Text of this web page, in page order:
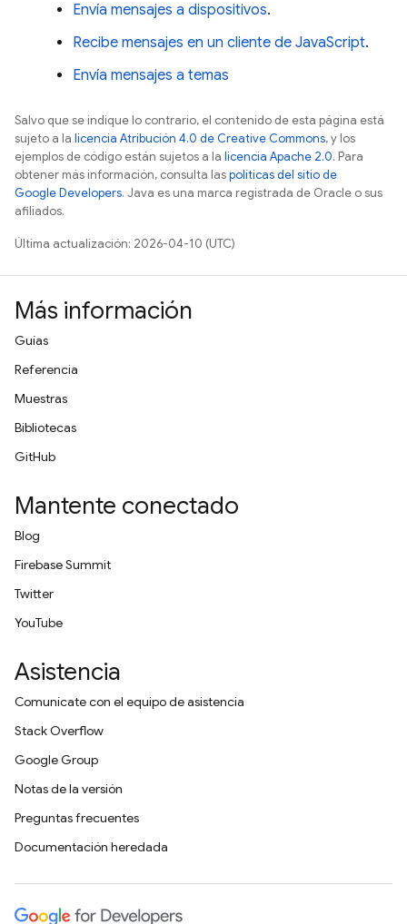
Envía mensajes a dispositivos.
Recibe mensajes en un cliente de JavaScript.
Envía mensajes a temas
Salvo que se indique lo contrario, el contenido de esta página está
sujeto a la licencia Atribución 4.0 de Creative Commons, y los
ejemplos de código están sujetos a la licencia Apache 2.0. Para
obtener más información, consulta laspolíticas del sitio de
Google Developers. Java es una marca registrada de Oracle o sus
afiliados.
Última actualización: 2026-04-10 (UTC)
Más información
Guías
Referencia
Muestras
Bibliotecas
GitHub
Mantente conectado
Blog
Firebase Summit
Twitter
YouTube
Asistencia
Comunícate con el equipo de asistencia
Stack Overflow
Google Group
Notas de la versión
Preguntas frecuentes
Documentación heredada